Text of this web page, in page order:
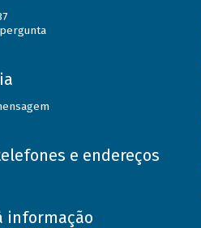
e endereços
informação